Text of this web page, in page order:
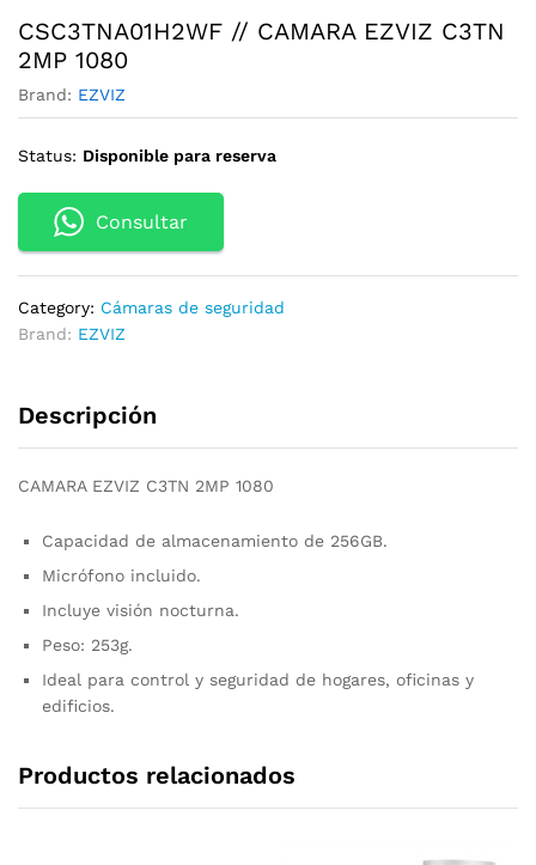
CSC3TNA01H2WF // CAMARA EZVIZ C3TN
2MP 1080
Brand: EZVIZ
Status: Disponible para reserva
Consultar
Category: Cámaras de seguridad
Brand: EZVIZ
Descripción
CAMARA EZVIZ C3TN 2MP 1080
Capacidad de almacenamiento de 256GB.
Micrófono incluido.
Incluye visión nocturna.
Peso: 253g.
Ideal para control y seguridad de hogares, oficinas y
edificios.
Productos relacionados